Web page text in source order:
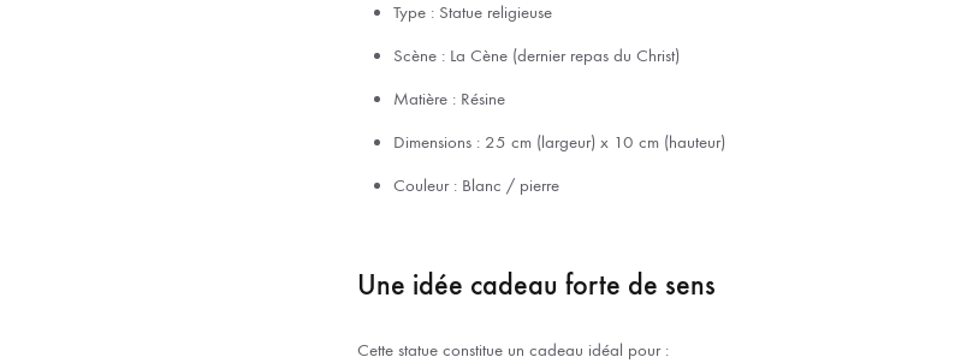
Type : Statue religieuse
Scène : La Cène (dernier repas du Christ)
Matière : Résine
Dimensions : 25 cm (largeur) x 10 cm (hauteur)
Couleur : Blanc / pierre
Une idée cadeau forte de sens
Cette statue constitue un cadeau idéal pour :